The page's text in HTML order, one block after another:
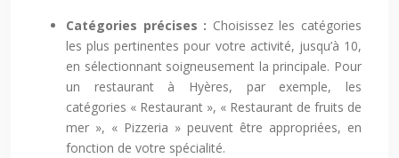
Catégories précises : Choisissez les catégories
les plus pertinentes pour votre activité, jusqu’à 10,
en sélectionnant soigneusement la principale. Pour
un restaurant à Hyères, par exemple, les
catégories « Restaurant », « Restaurant de fruits de
mer », « Pizzeria » peuvent être appropriées, en
fonction de votre spécialité.